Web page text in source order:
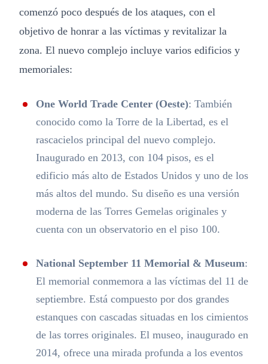
comenzó poco después de los ataques, con el
objetivo de honrar a las víctimas y revitalizar la
zona. El nuevo complejo incluye varios edificios y
memoriales:
One World Trade Center (Oeste): También
conocido como la Torre de la Libertad, es el
rascacielos principal del nuevo complejo.
Inaugurado en 2013, con 104 pisos, es el
edificio más alto de Estados Unidos y uno de los
más altos del mundo. Su diseño es una versión
moderna de las Torres Gemelas originales y
cuenta con un observatorio en el piso 100.
National September 11 Memorial & Museum:
El memorial conmemora a las víctimas del 11 de
septiembre. Está compuesto por dos grandes
estanques con cascadas situadas en los cimientos
de las torres originales. El museo, inaugurado en
2014, ofrece una mirada profunda a los eventos